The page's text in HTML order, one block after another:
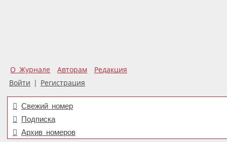
О Журнале Авторам
Редакция
Войти | Регистрация
Свежий номер
Подписка
Архив номеров